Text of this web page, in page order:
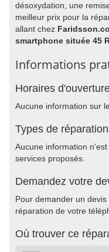
désoxydation, une
meilleur prix pour la
allant chez
smartphone située 45
Informations
Horaires
Aucune information sur
Types de
Aucune information
services proposés.
Demandez votre
Pour demander un
réparation de votre
Où trouver ce